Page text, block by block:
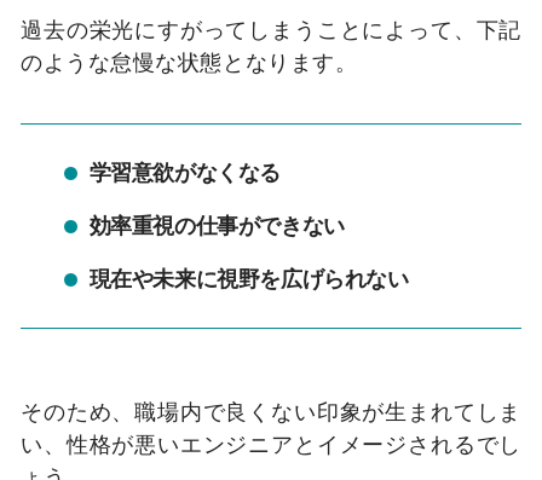
過去の栄光にすがってしまうことによって、下記
のような怠慢な状態となります。
学習意欲がなくなる
効率重視の仕事ができない
現在や未来に視野を広げられない
そのため、職場内で良くない印象が生まれてしま
い、性格が悪いエンジニアとイメージされるでし